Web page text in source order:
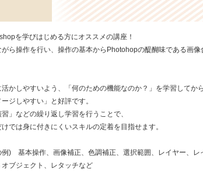
を学びはじめる方にオススメの講座！
ら操作を行い、操作の基本からPhotohopの醍醐味である画
かしやすいよう、「何のための機能なのか？」を学習してか
ジしやすい」と好評です。
」などの繰り返し学習を行うことで、
では身に付きにくいスキルの定着を目指せます。
例) 基本操作、画像補正、色調補正、選択範囲、レイヤー、レ
ブジェクト、レタッチなど